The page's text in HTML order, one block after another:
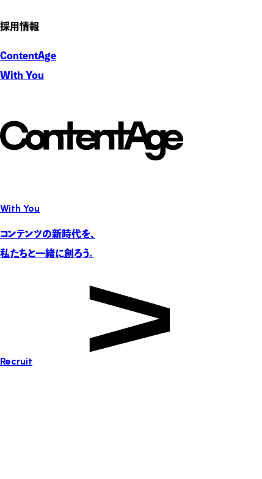
採用情報
ContentAge
With You
With You
コンテンツの新時代を、
私たちと一緒に創ろう。
Recruit